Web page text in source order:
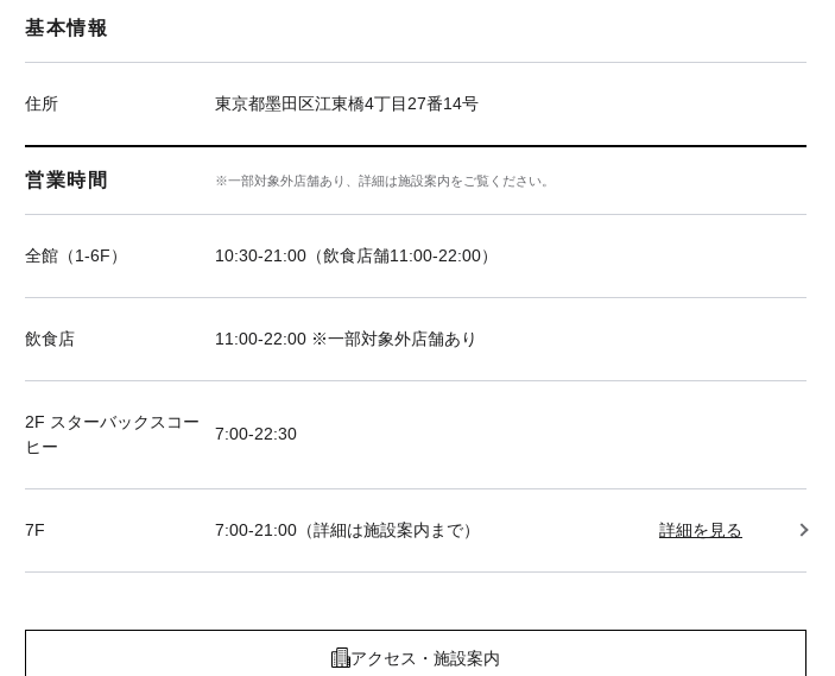
基本情報
住所 東京都墨田区江東橋4丁目27番14号
営業時間 ※一部対象外店舗あり、詳細は施設案内をご覧ください。
全館（1-6F） 10:30-21:00（飲食店舗11:00-22:00）
飲食店 11:00-22:00 ※一部対象外店舗あり
2F スターバックスコー
ヒー
7:00-22:30
7F 7:00-21:00（詳細は施設案内まで） 詳細を見る
アクセス・施設案内